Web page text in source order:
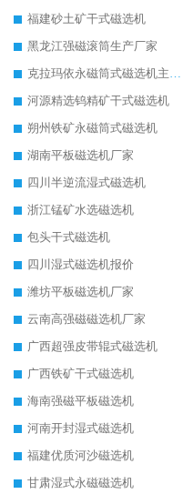
福建砂土矿干式磁选机
黑龙江强磁滚筒生产厂家
克拉玛依永磁筒式磁选机主要技术参数
河源精选钨精矿干式磁选机
朔州铁矿永磁筒式磁选机
湖南平板磁选机厂家
四川半逆流湿式磁选机
浙江锰矿水选磁选机
包头干式磁选机
四川湿式磁选机报价
潍坊平板磁选机厂家
云南高强磁磁选机厂家
广西超强皮带辊式磁选机
广西铁矿干式磁选机
海南强磁平板磁选机
河南开封湿式磁选机
福建优质河沙磁选机
甘肃湿式永磁磁选机